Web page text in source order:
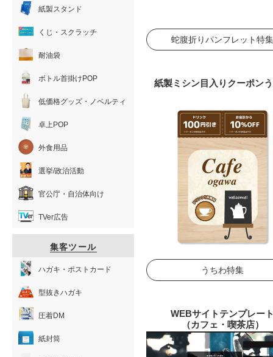
蛇腹折りパンフレット特集
紙製ミシン目入りクーポン
うちわ特集
WEBサイトテンプレー
（カフェ・喫茶店）
紙製スタンド
くじ・スクラッチ
耐油袋
ボトル首掛けPOP
低価格グッズ・ノベルティ
卓上POP
外食用品
選挙/政治活動
官公庁・自治体向け
TVer広告
集客ツール
ハガキ・ポストカード
型抜きハガキ
圧着DM
紙封筒